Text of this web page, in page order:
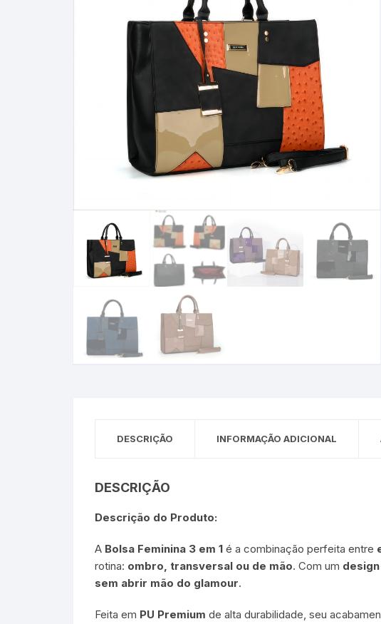
Clutch Pochetes Masculinas
DESCRIÇÃO INFORMAÇÃO ADICIONAL
DESCRIÇÃO
Descrição do Produto:
A Bolsa Feminina 3 em 1 é a combinação perfeita entre
rotina: ombro, transversal ou de mão. Com um
sem abrir mão do glamour.
Feita em PU Premium de alta durabilidade, seu